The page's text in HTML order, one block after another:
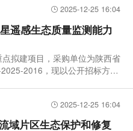
2025-12-25 16:04
遥感生态质量监测能力
拟建项目，采购单位为陕西省
2016，现以公开招标方式
2025-12-25 16:04
域片区生态保护和修复